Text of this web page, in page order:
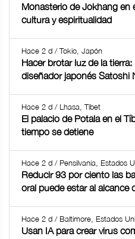
Monasterio de Jokhang en
cultura y espiritualidad
Hace 2 d / Tokio, Japón
Hacer brotar luz de la
diseñador japonés Satoshi
Hace 2 d / Lhasa, Tíbet
El palacio de Potala en el
tiempo se detiene
Hace 2 d / Pensilvania, Estados
Reducir 93 por ciento las
oral puede estar al alcance
Hace 2 d / Baltimore, Estados
Usan IA para crear virus